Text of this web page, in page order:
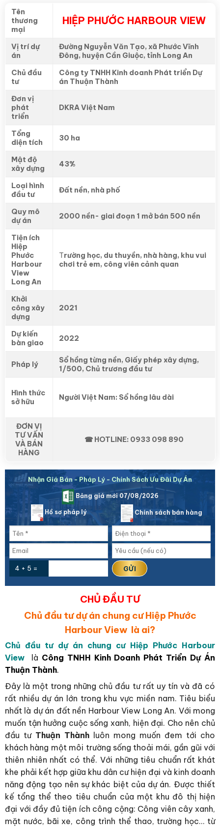
Tên
thương
mại
HIỆP PHƯỚC HARBOUR VIEW
Vị trí dự
án
Đường Nguyễn Văn Tạo, xã Phước Vĩnh
Đông, huyện Cần Giuộc, tỉnh Long An
Chủ đầu
tư
Công ty TNHH Kinh doanh Phát triển Dự
án Thuận Thành
Đơn vị
phát
triển
DKRA Việt Nam
Tổng
diện tích
30 ha
Mật độ
xây dựng
43%
Loại hình
đầu tư
Đất nền, nhà phố
Quy mô
dự án
2000 nền- giai đoạn 1 mở bán 500 nền
Tiện ích
Hiệp
Phước
Harbour
View
Long An
Trường học, du thuyền, nhà hàng, khu vui
chơi trẻ em, công viên cảnh quan
Khởi
công xây
dựng
2021
Dự kiến
bàn giao
2022
Pháp lý
Sổ hồng từng nền, Giấy phép xây dựng,
1/500, Chủ trương đầu tư
Hình thức
sở hữu
Người Việt Nam: Sổ hồng lâu dài
ĐƠN VỊ
TƯ VẤN
VÀ BÁN
HÀNG
☎ HOTLINE: 0933 098 890
Nhận Giá Bán - Pháp Lý - Chính Sách Ưu Đãi Dự Án
Bảng giá mới 07/08/2026
Hồ sơ pháp lý Chính sách bán hàng
4 + 5 =
CHỦ ĐẦU TƯ
Chủ đầu tư dự án chung cư Hiệp Phước
Harbour View là ai?
Chủ đầu tư dự án chung cư Hiệp Phước Harbour
View
là Công TNHH Kinh Doanh Phát Triển Dự Án
Thuận Thành.
Đây là một trong những chủ đầu tư rất uy tín và đã có
rất nhiều dự án lớn trong khu vực miền nam. Tiêu biểu
nhất là dự án đất nền Harbour View Long An. Với mong
muốn tận hưởng cuộc sống xanh, hiện đại. Cho nên chủ
đầu tư Thuận Thành luôn mong muốn đem tới cho
khách hàng một môi trường sống thoải mái, gần gũi với
thiên nhiên nhất có thể. Với những tiêu chuẩn rất khát
khe phải kết hợp giữa khu dân cư hiện đại và kinh doanh
năng động tạo nên sự khác biệt của dự án. Được thiết
kế tổng thể theo tiêu chuẩn của một khu đô thị hiện
đại với đầy đủ tiện ích công cộng: Công viên cây xanh,
mặt nước, bãi xe, công trình thể thao, trường học… từ